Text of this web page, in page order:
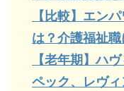
【比較】エン
は？介護福祉
【老年期】ハ
ペック、レヴ